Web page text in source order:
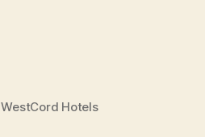
,WestCord Hotels